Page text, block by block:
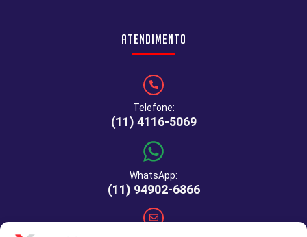
Atendimento
Telefone:
(11) 4116-5069
WhatsApp:
(11) 94902-6866